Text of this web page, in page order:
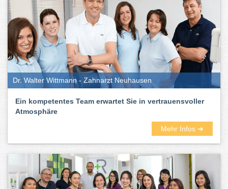
Dr. Walter Wittmann - Zahnarzt Neuhausen
Ein kompetentes Team erwartet Sie in vertrauensvoller
Atmosphäre
Mehr Infos ➜